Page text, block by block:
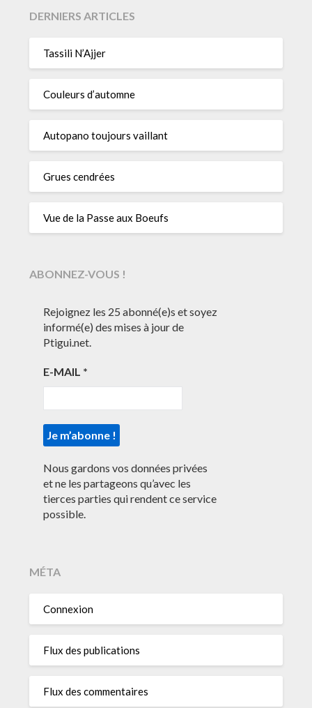
DERNIERS ARTICLES
Tassili N’Ajjer
Couleurs d’automne
Autopano toujours vaillant
Grues cendrées
Vue de la Passe aux Boeufs
ABONNEZ-VOUS !
Rejoignez les 25 abonné(e)s et soyez
informé(e) des mises à jour de
Ptigui.net.
E-MAIL *
Nous gardons vos données privées
et ne les partageons qu’avec les
tierces parties qui rendent ce service
possible.
MÉTA
Connexion
Flux des publications
Flux des commentaires